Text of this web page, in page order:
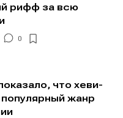
рифф за всю
0
что хеви-
жанр